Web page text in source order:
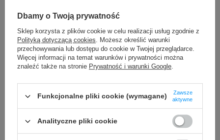
Galaxy A03s A037G
kontrastowy i ostry, umożliwiając doskonałe
doświadczenie wizualne
Rodzaj
Ramka Nie
TO MOŻE CIĘ ZAINTERESOWAĆ
Precyzyjny Zestaw Narzędzi Serwisowych do Elektroniki -
Idealny do iPhone Samsung Huawei Xiaomi - 27 elementów
Dbamy o Twoją prywatność
Sklep korzysta z plików cookie w celu realizacji usług zgodnie z
Polityką dotyczącą cookies. Możesz określić warunki
przechowywania lub dostępu do cookie w Twojej przeglądarce.
Więcej informacji na temat warunków i prywatności można
znaleźć także na stronie Prywatność i warunki Google.
Funkcjonalne pliki cookie (wymagane)
Zawsze
aktywne
Analityczne pliki cookie